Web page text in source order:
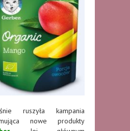
ruszyła kampania
nowe produkty